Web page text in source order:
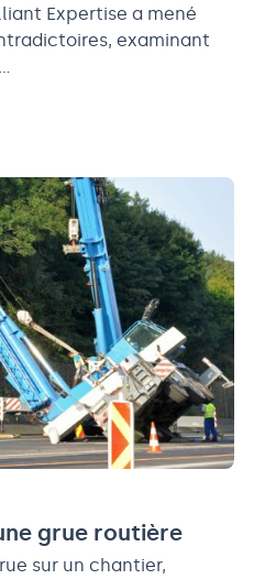
Expertise a mené
examinant
grue routière
sur un chantier,